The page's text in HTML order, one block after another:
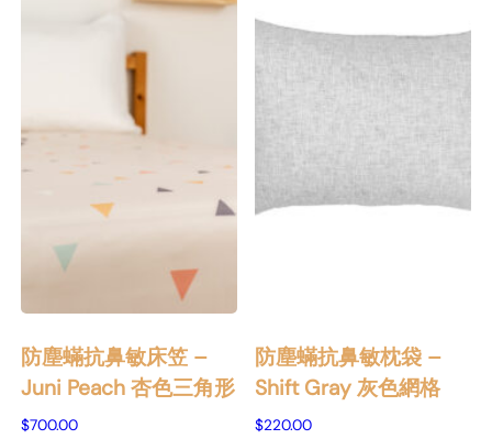
防塵蟎抗鼻敏床笠 –
Juni Peach 杏色三角形
$700.00
防塵蟎抗鼻敏枕袋 –
Shift Gray 灰色網格
$220.00